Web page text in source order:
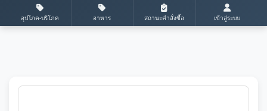
อุปโภค-บริโภค อาหาร สถานะคำสั่งซื้อ เข้าสู่ระบบ